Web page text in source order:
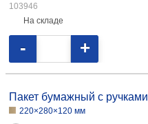
103946
На складе
- +
Пакет бумажный с ручками
220×280×120 мм